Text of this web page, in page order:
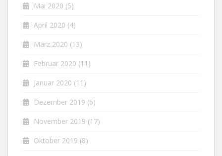
Mai 2020 (5)
April 2020 (4)
März 2020 (13)
Februar 2020 (11)
Januar 2020 (11)
Dezember 2019 (6)
November 2019 (17)
Oktober 2019 (8)